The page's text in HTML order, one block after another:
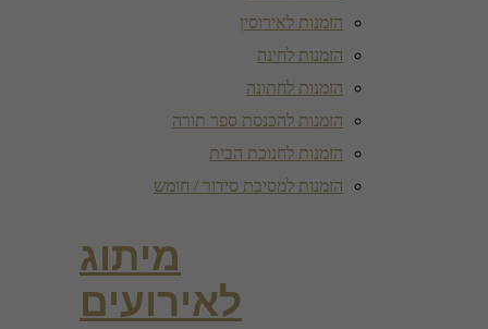
הזמנות לאירוסין
הזמנות לחינה
הזמנות לחתונה
הזמנות להכנסת ספר תורה
הזמנות לחנוכת הבית
הזמנות למסיבת סידור / חומש
מיתוג
לאירועים